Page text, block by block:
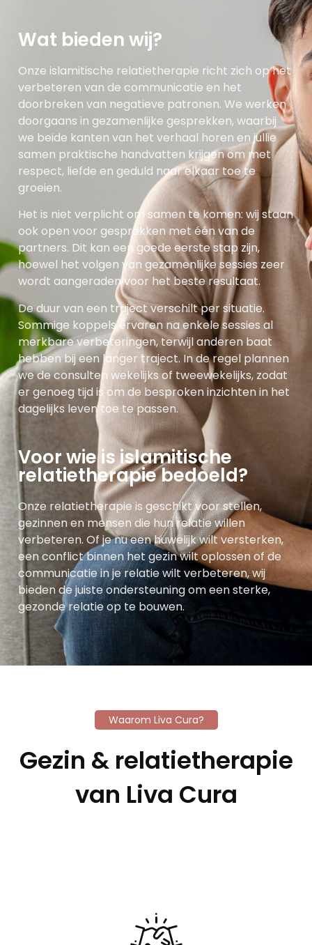
Wat bieden wij?
Onze islamitische relatietherapie richt zich op het
verbeteren van de communicatie en het
doorbreken van negatieve patronen. We werken
doorgaans in gezamenlijke gesprekken, waarbij
we beide kanten van het verhaal horen en jullie
samen praktische handvatten krijgen om met
respect, liefde en geduld naar elkaar toe te
groeien.
Het is niet verplicht om samen te komen: wij staan
ook open voor gesprekken met één van de
partners. Dit kan een goede eerste stap zijn,
hoewel het volgen van gezamenlijke sessies zeer
wordt aangeraden voor het beste resultaat.
De duur van een traject verschilt per situatie.
Sommige koppels ervaren na enkele sessies al
merkbare verbeteringen, terwijl anderen baat
hebben bij een langer traject. In de regel plannen
we de consulten wekelijks of tweewekelijks, zodat
er genoeg tijd is om de besproken inzichten in het
dagelijks leven toe te passen.
Voor wie is islamitische
relatietherapie bedoeld?
Onze relatietherapie is geschikt voor stellen,
gezinnen en mensen die hun relatie willen
verbeteren. Of je nu een huwelijk wilt versterken,
een conflict binnen het gezin wilt oplossen of de
communicatie in je relatie wilt verbeteren, wij
bieden de juiste ondersteuning om een sterke,
gezonde relatie op te bouwen.
Waarom Liva Cura?
Gezin & relatietherapie
van Liva Cura